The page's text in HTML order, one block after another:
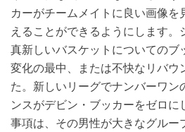
カーがチームメイトに良い画像
えることができるようにします。
真新しいバスケットについてのブ
変化の最中、または不快なリバウ
た。新しいリーグでナンバーワン
ンスがデビン・ブッカーをゼロに
事項は、その男性が大きなグルー